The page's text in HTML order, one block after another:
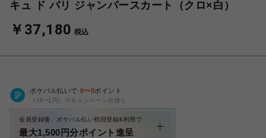
キュ ド パリ ジャンパースカート（クロ×白）
￥37,180 税込
ポケパル払いで 0〜0ポイント
（1P=1円）※キャンペーン分除く
会員登録後、ポケパル払い初回登録&利用で
最大1,500円分ポイント進呈